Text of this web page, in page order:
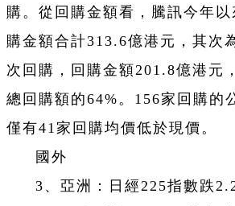
購。從回購金額看，騰訊今年以
購金額合計313.6億港元，其次
次回購，回購金額201.8億港元
總回購額的64%。156家回購的
僅有41家回購均價低於現價。
國外
3、亞洲：日經225指數跌